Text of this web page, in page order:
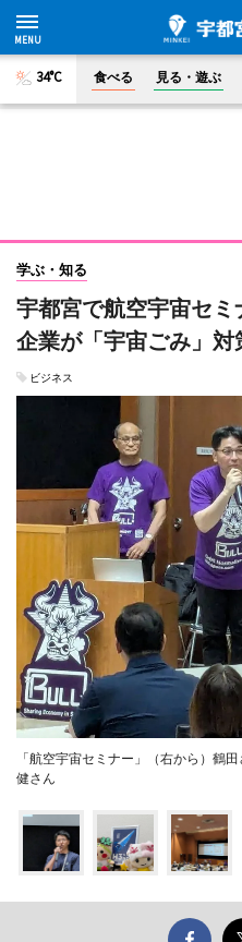
34°C 食べる 見る・遊ぶ
学ぶ・知る
宇都宮で航空宇宙セ
企業が「宇宙ごみ」対
ビジネス
「航空宇宙セミナー」（右から）鶴
健さん